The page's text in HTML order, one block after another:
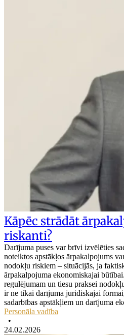
Kāpēc strādāt
riskanti?
Darījuma puses var brīvi izvēlēties
noteiktos apstākļos ārpakalpojums
nodokļu riskiem – situācijās, ja
ārpakalpojuma ekonomiskajai
regulējumam un tiesu praksei
ir ne tikai darījuma juridiskajai
sadarbības apstākļiem un darījuma
Personāla vadība
•
24.02.2026